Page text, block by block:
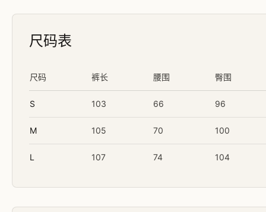
尺码表
尺码 裤长 腰围 臀围
S 103 66 96
M 105 70 100
L 107 74 104